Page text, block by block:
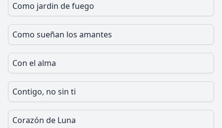
Como jardin de fuego
Como sueñan los amantes
Con el alma
Contigo, no sin ti
Corazón de Luna